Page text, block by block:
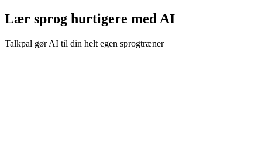
Lær sprog hurtigere med AI
Talkpal gør AI til din helt egen sprogtræner